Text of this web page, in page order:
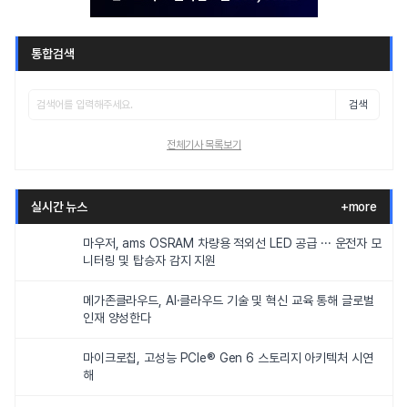
통합검색
검색
전체기사 목록보기
실시간 뉴스 +more
마우저, ams OSRAM 차량용 적외선 LED 공급 ··· 운전자 모
니터링 및 탑승자 감지 지원
메가존클라우드, AI·클라우드 기술 및 혁신 교육 통해 글로벌
인재 양성한다
마이크로칩, 고성능 PCIe® Gen 6 스토리지 아키텍처 시연
해